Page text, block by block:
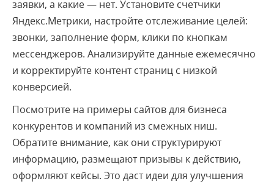
заявки, а какие — нет. Установите счетчики
Яндекс.Метрики, настройте отслеживание целей:
звонки, заполнение форм, клики по кнопкам
мессенджеров. Анализируйте данные ежемесячно
и корректируйте контент страниц с низкой
конверсией.
Посмотрите на примеры сайтов для бизнеса
конкурентов и компаний из смежных ниш.
Обратите внимание, как они структурируют
информацию, размещают призывы к действию,
оформляют кейсы. Это даст идеи для улучшения